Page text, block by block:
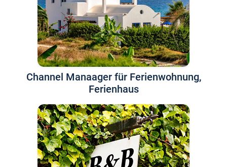
Channel Manaager für Ferienwohnung,
Ferienhaus